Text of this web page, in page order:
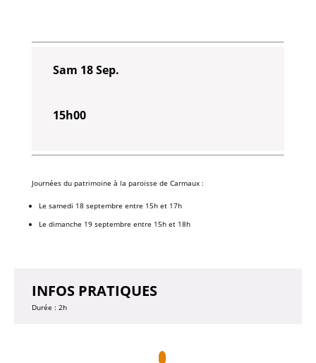
Sam 18 Sep.
15h00
Journées du patrimoine à la paroisse de Carmaux :
Le samedi 18 septembre entre 15h et 17h
Le dimanche 19 septembre entre 15h et 18h
INFOS PRATIQUES
Durée : 2h